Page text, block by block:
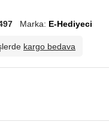
Marka: E-Hediyeci
kargo bedava